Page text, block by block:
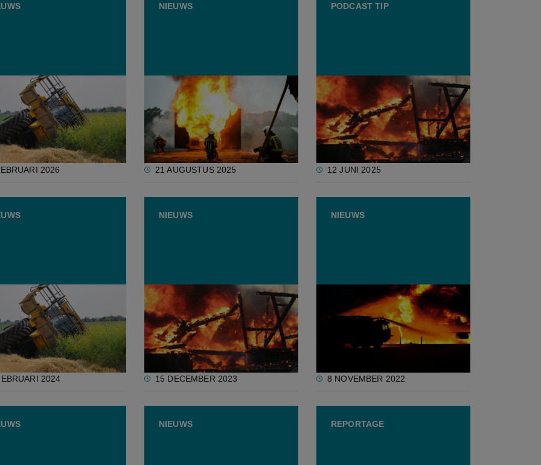
per dag in
landbouwsector: "Bij
de vijf met blijvende
2026
NIEUWS
Rapport stalbranden: Waar
rook is, ontbreken de cijfers in
Vlaanderen
21 AUGUSTUS 2025
PODCAST TIP
Podcast met PreventAgri over
veiligheid en gezondheid in de
sector
12 JUNI 2025
sector telt 8 procent
in 2023
2024
NIEUWS
“Basisbrandpreventie kost
niets en kan je bedrijf
onmiddellijk brandveiliger
maken”
15 DECEMBER 2023
NIEUWS
“Met enkele goedkope
ingrepen vermijd je veel leed
door stalbranden”
8 NOVEMBER 2022
NIEUWS REPORTAGE